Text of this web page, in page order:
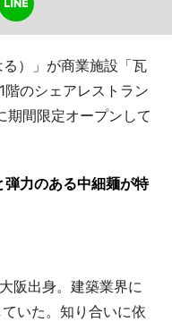
）」が商業施設「瓦
階のシェアレストラン
期間限定オープンして
力のある中細麺が特
阪出身。建築業界に
いた。知り合いに依